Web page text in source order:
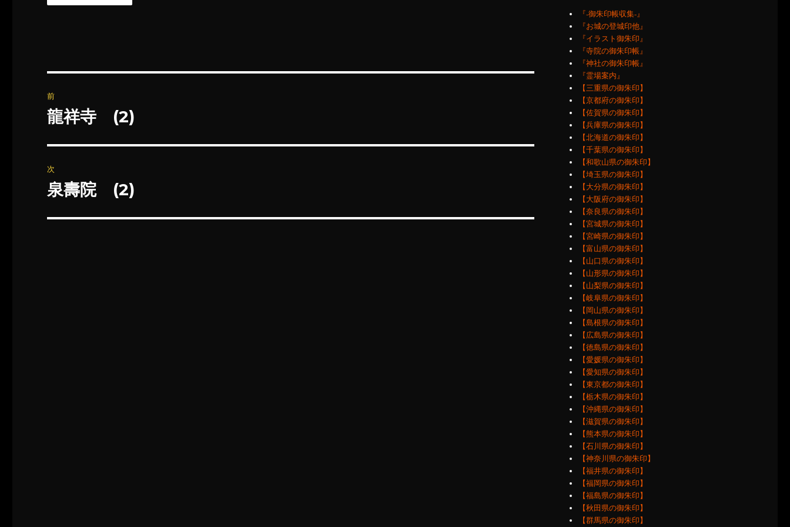
稿
ゲ
前
前
投
稿:
龍祥寺 (2)
次
次
投
泉壽院 (2)
『‐御朱印帳収集‐』
『お城の登城印他』
『イラスト御朱印』
『寺院の御朱印帳』
『神社の御朱印帳』
『霊場案内』
【三重県の御朱印】
【京都府の御朱印】
【佐賀県の御朱印】
【兵庫県の御朱印】
【北海道の御朱印】
【千葉県の御朱印】
【和歌山県の御朱印】
【埼玉県の御朱印】
【大分県の御朱印】
【大阪府の御朱印】
【奈良県の御朱印】
【宮城県の御朱印】
【宮崎県の御朱印】
【富山県の御朱印】
【山口県の御朱印】
【山形県の御朱印】
【山梨県の御朱印】
【岐阜県の御朱印】
【岡山県の御朱印】
【島根県の御朱印】
【広島県の御朱印】
【徳島県の御朱印】
【愛媛県の御朱印】
【愛知県の御朱印】
【東京都の御朱印】
【栃木県の御朱印】
【沖縄県の御朱印】
【滋賀県の御朱印】
【熊本県の御朱印】
【石川県の御朱印】
【神奈川県の御朱印】
【福井県の御朱印】
【福岡県の御朱印】
【福島県の御朱印】
【秋田県の御朱印】
【群馬県の御朱印】